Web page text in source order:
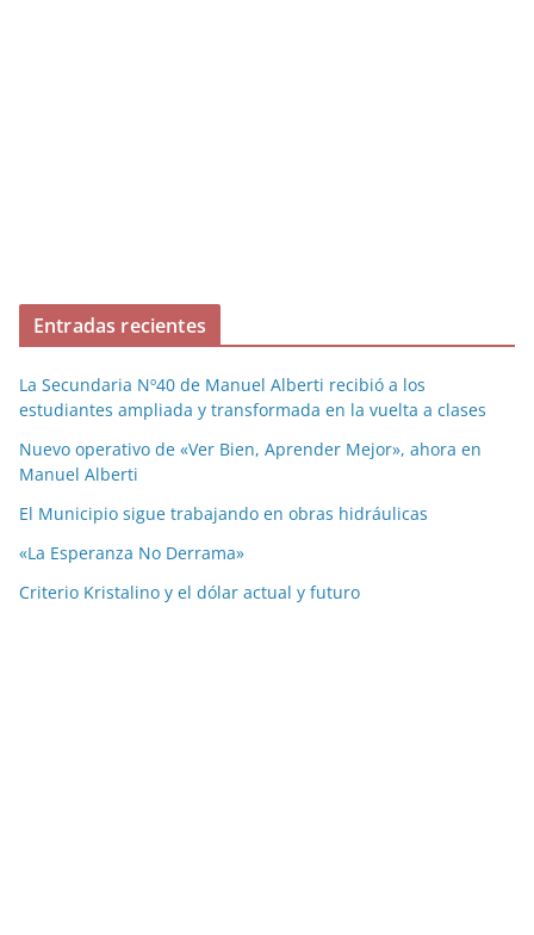
Entradas recientes
La Secundaria Nº40 de Manuel Alberti recibió a los
estudiantes ampliada y transformada en la vuelta a clases
Nuevo operativo de «Ver Bien, Aprender Mejor», ahora en
Manuel Alberti
El Municipio sigue trabajando en obras hidráulicas
«La Esperanza No Derrama»
Criterio Kristalino y el dólar actual y futuro